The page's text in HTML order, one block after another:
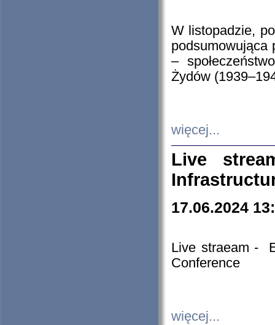
W listopadzie,
podsumowująca
–
Żydów
więcej...
Live
17.06.2024
Live straeam -
Conference
więcej...